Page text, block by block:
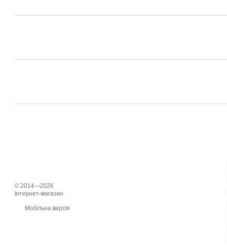
© 2014—2026
Інтернет-магазин
Мобільна версія